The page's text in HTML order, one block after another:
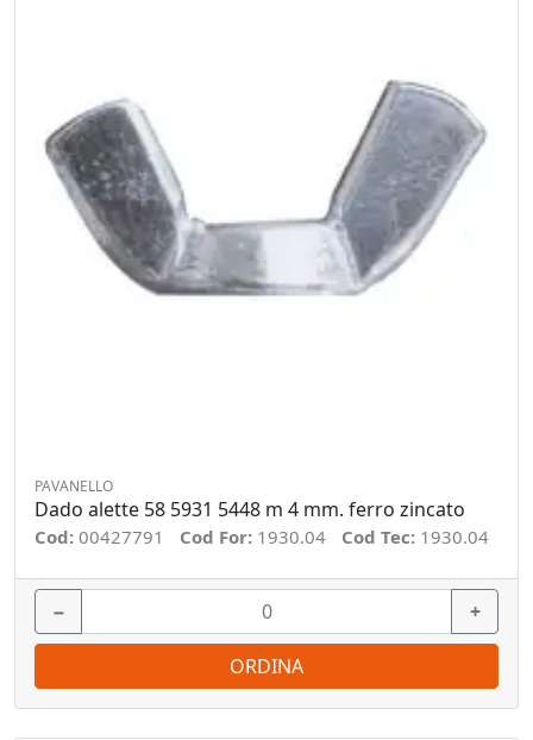
PAVANELLO
Dado alette 58 5931 5448 m 4 mm. ferro zincato
Cod: 00427791 Cod For: 1930.04 Cod Tec: 1930.04
− +
ORDINA